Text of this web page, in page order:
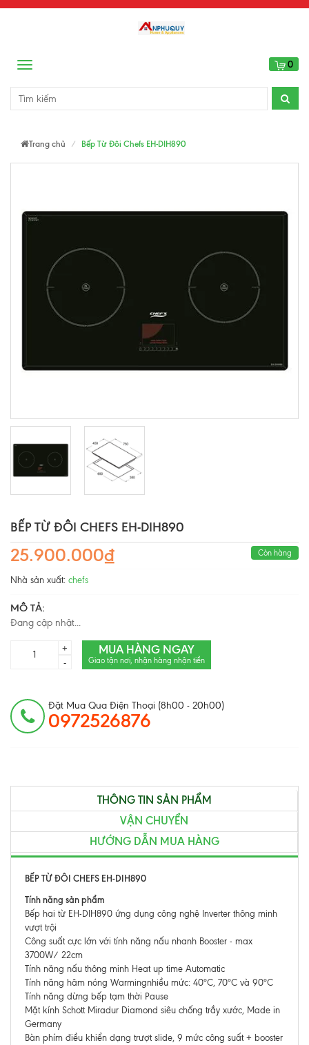
Menu 0
Trang chủ Bếp Từ Đôi Chefs EH-DIH890
BẾP TỪ ĐÔI CHEFS EH-DIH890
25.900.000₫ Còn hàng
Nhà sản xuất: chefs
MÔ TẢ:
Đang cập nhật...
+
-
MUA HÀNG NGAY
Giao tận nơi, nhận hàng nhận tiền
Đặt Mua Qua Điện Thoại (8h00 - 20h00)
0972526876
THÔNG TIN SẢN PHẨM
VẬN CHUYỂN
HƯỚNG DẪN MUA HÀNG
BẾP TỪ ĐÔI CHEFS EH-DIH890
Tính năng sản phẩm
Bếp hai từ EH-DIH890 ứng dụng công nghệ Inverter thông minh
vượt trội
Công suất cực lớn với tính năng nấu nhanh Booster - max
3700W/ 22cm
Tính năng nấu thông minh Heat up time Automatic
Tính năng hâm nóng Warmingnhiều mức: 40ºC, 70ºC và 90ºC
Tính năng dừng bếp tạm thời Pause
Mặt kính Schott Miradur Diamond siêu chống trầy xước, Made in
Germany
Bàn phím điều khiển dạng trượt slide, 9 mức công suất + booster